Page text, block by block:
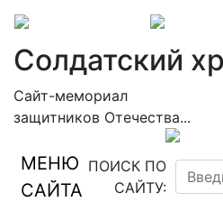
Солдатский
Сайт-мемориал
защитников Отечества...
МЕНЮ
САЙТА
ПОИСК ПО
САЙТУ: